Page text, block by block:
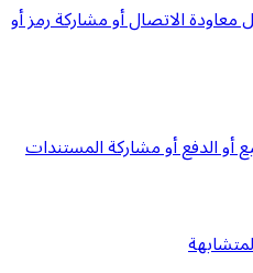
الاتصال أو مشاركة رمز أو
الدفع أو مشاركة المستندات